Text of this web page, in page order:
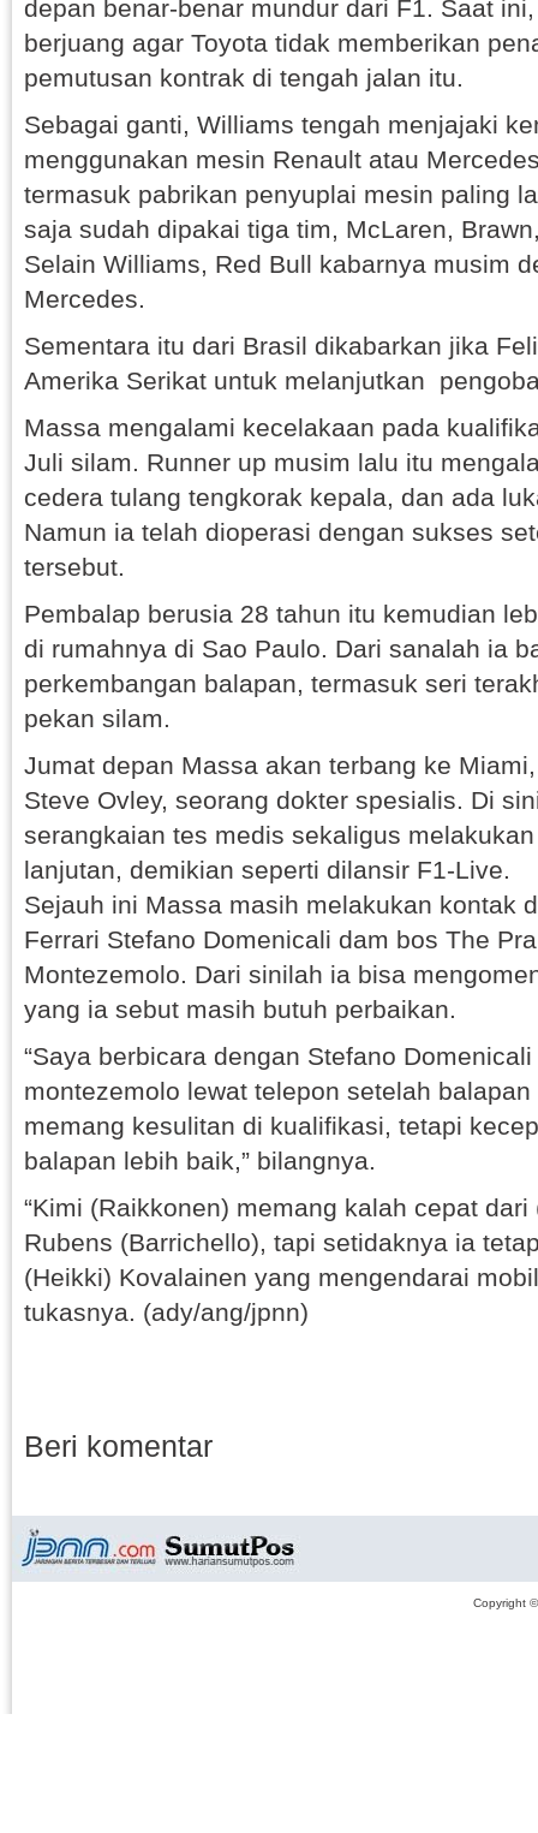
depan benar-benar mundur dari F1. Saat
berjuang agar Toyota tidak memberikan
pemutusan kontrak di tengah jalan itu.
Sebagai ganti, Williams tengah menjajaki
menggunakan mesin Renault atau
termasuk pabrikan penyuplai mesin paling
saja sudah dipakai tiga tim, McLaren,
Selain Williams, Red Bull kabarnya musim
Mercedes.
Sementara itu dari Brasil dikabarkan jika
Amerika Serikat untuk melanjutkan
Massa mengalami kecelakaan pada
Juli silam. Runner up musim lalu itu
cedera tulang tengkorak kepala, dan ada
Namun ia telah dioperasi dengan sukses
tersebut.
Pembalap berusia 28 tahun itu kemudian
di rumahnya di Sao Paulo. Dari sanalah ia
perkembangan balapan, termasuk seri
pekan silam.
Jumat depan Massa akan terbang ke
Steve Ovley, seorang dokter spesialis. Di
serangkaian tes medis sekaligus
lanjutan, demikian seperti dilansir F1-Live.
Sejauh ini Massa masih melakukan kontak
Ferrari Stefano Domenicali dam bos The
Montezemolo. Dari sinilah ia bisa
yang ia sebut masih butuh perbaikan.
“Saya berbicara dengan Stefano
montezemolo lewat telepon setelah
memang kesulitan di kualifikasi, tetapi
balapan lebih baik,” bilangnya.
“Kimi (Raikkonen) memang kalah cepat
Rubens (Barrichello), tapi setidaknya ia
(Heikki) Kovalainen yang mengendarai
tukasnya. (ady/ang/jpnn)
Beri komentar
Copyright